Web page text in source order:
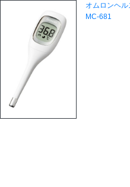
オムロンヘ
MC-681